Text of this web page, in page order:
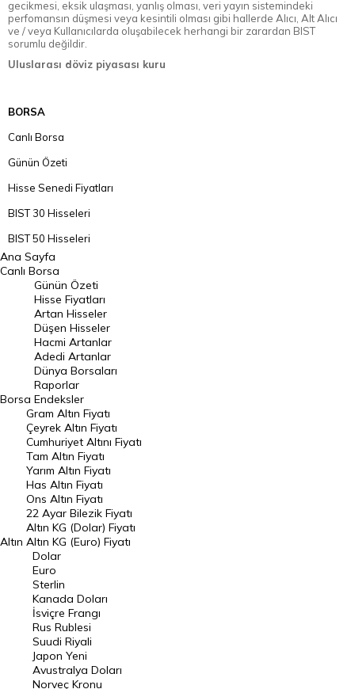
gecikmesi, eksik ulaşması, yanlış olması, veri yayın sistemindeki
perfomansın düşmesi veya kesintili olması gibi hallerde Alıcı, Alt Alıcı
ve / veya Kullanıcılarda oluşabilecek herhangi bir zarardan BIST
sorumlu değildir.
Uluslarası döviz piyasası kuru
BORSA
Canlı Borsa
Günün Özeti
Hisse Senedi Fiyatları
BIST 30 Hisseleri
BIST 50 Hisseleri
BIST 100 Hisseleri
En Çok Artan Hisseler
En Çok Düşen Hisseler
Hacmi Artanlar
Geçmiş Kapanışlar
Dünya Borsaları
Raporlar
Endeksler
DÖVİZ
Döviz Kuru
Dolar Kuru
Euro Kuru
Pound Kuru
Frank Kuru
Riyal Kuru
Avustralya Doları
Danimarka Kronu Kuru
Ana Sayfa
Canlı Borsa
Borsa
Günün Özeti
Hisse Fiyatları
Artan Hisseler
Düşen Hisseler
Hacmi Artanlar
Adedi Artanlar
Dünya Borsaları
Raporlar
Endeksler
Altın
Gram Altın Fiyatı
Çeyrek Altın Fiyatı
Cumhuriyet Altını Fiyatı
Tam Altın Fiyatı
Yarım Altın Fiyatı
Has Altın Fiyatı
Ons Altın Fiyatı
22 Ayar Bilezik Fiyatı
Altın KG (Dolar) Fiyatı
Altın KG (Euro) Fiyatı
Dolar
Euro
Sterlin
Kanada Doları
İsviçre Frangı
Rus Rublesi
Suudi Riyali
Japon Yeni
Avustralya Doları
Norveç Kronu